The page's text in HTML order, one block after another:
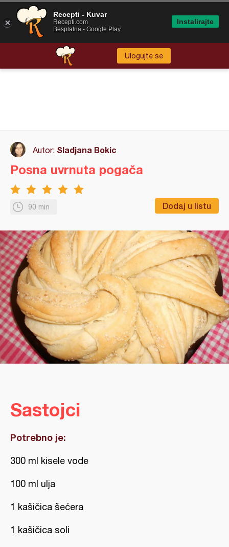
Ulogujte se
Autor: Sladjana Bokic
90 min Dodaj u listu
Posna uvrnuta pogača
Sastojci
Potrebno je:
300 ml kisele vode
100 ml ulja
1 kašičica šećera
1 kašičica soli
Recepti - Kuvar
Recepti.com
Besplatna - Google Play
Instalirajte